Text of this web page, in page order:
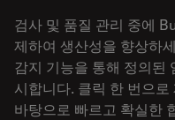
검사 및 품질 관리 중에
제하여 생산성을 향상하
감지 기능을 통해 정의된
시합니다. 클릭 한 번으
바탕으로 빠르고 확실한